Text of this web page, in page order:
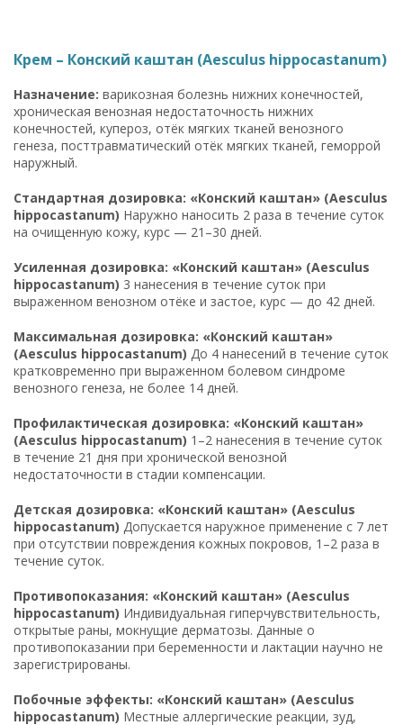
Крем – Конский каштан (Aesculus hippocastanum)
Назначение: варикозная болезнь нижних конечностей,
хроническая венозная недостаточность нижних
конечностей, купероз, отёк мягких тканей венозного
генеза, посттравматический отёк мягких тканей, геморрой
наружный.
Стандартная дозировка: «Конский каштан» (Aesculus
hippocastanum) Наружно наносить 2 раза в течение суток
на очищенную кожу, курс — 21–30 дней.
Усиленная дозировка: «Конский каштан» (Aesculus
hippocastanum) 3 нанесения в течение суток при
выраженном венозном отёке и застое, курс — до 42 дней.
Максимальная дозировка: «Конский каштан»
(Aesculus hippocastanum) До 4 нанесений в течение суток
кратковременно при выраженном болевом синдроме
венозного генеза, не более 14 дней.
Профилактическая дозировка: «Конский каштан»
(Aesculus hippocastanum) 1–2 нанесения в течение суток
в течение 21 дня при хронической венозной
недостаточности в стадии компенсации.
Детская дозировка: «Конский каштан» (Aesculus
hippocastanum) Допускается наружное применение с 7 лет
при отсутствии повреждения кожных покровов, 1–2 раза в
течение суток.
Противопоказания: «Конский каштан» (Aesculus
hippocastanum) Индивидуальная гиперчувствительность,
открытые раны, мокнущие дерматозы. Данные о
противопоказании при беременности и лактации научно не
зарегистрированы.
Побочные эффекты: «Конский каштан» (Aesculus
hippocastanum) Местные аллергические реакции, зуд,